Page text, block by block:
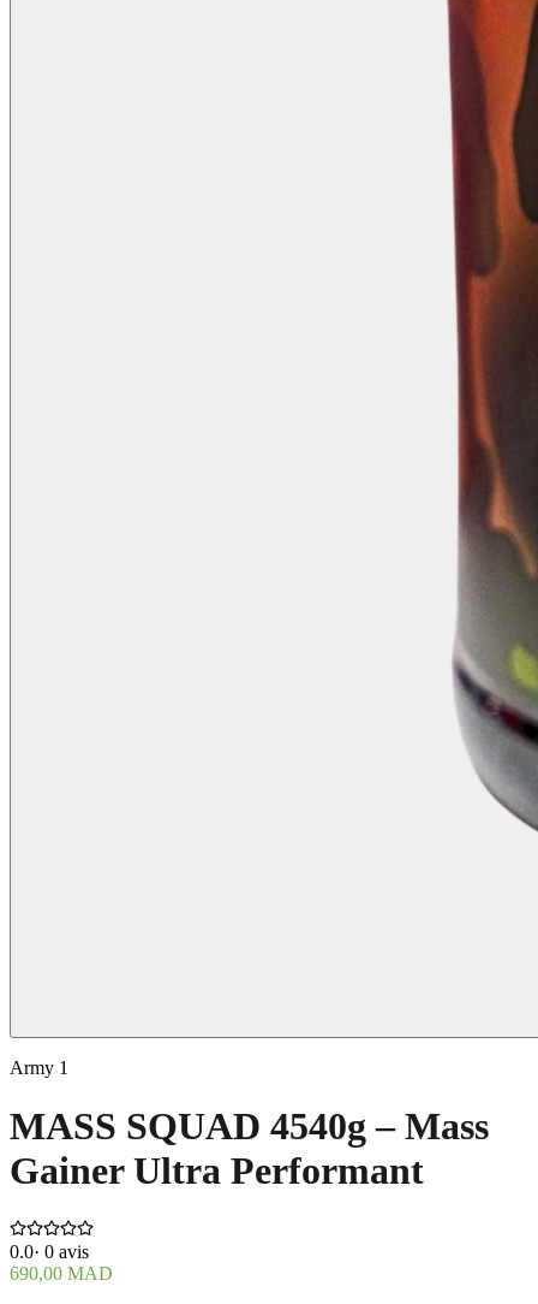
Army 1
MASS SQUAD 4540g – Mass
Gainer Ultra Performant
0.0· 0 avis
690,00 MAD